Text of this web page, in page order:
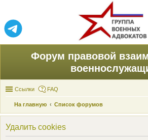
Форум правовой
Ссылки FAQ
На главную
Список форумов
Удалить cookies